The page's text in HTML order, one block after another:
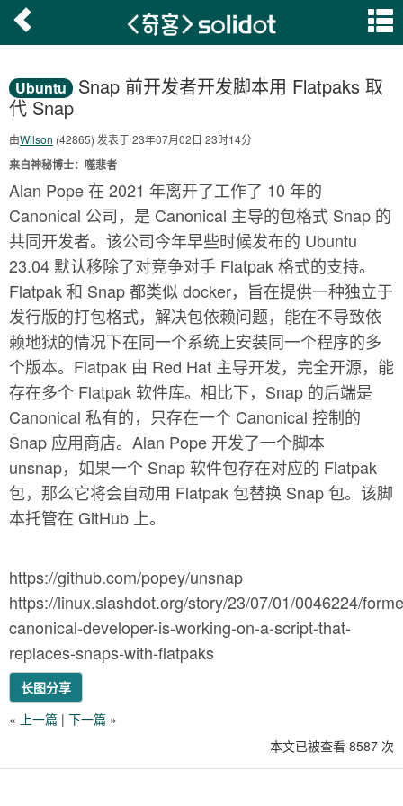
Ubuntu
Snap 前开发者开发脚本用 Flatpaks 取
代 Snap
由Wilson (42865) 发表于 23年07月02日 23时14分
来自神秘博士：噬悲者
Alan Pope 在 2021 年离开了工作了 10 年的
Canonical 公司，是 Canonical 主导的包格式 Snap 的
共同开发者。该公司今年早些时候发布的 Ubuntu
23.04 默认移除了对竞争对手 Flatpak 格式的支持。
Flatpak 和 Snap 都类似 docker，旨在提供一种独立于
发行版的打包格式，解决包依赖问题，能在不导致依
赖地狱的情况下在同一个系统上安装同一个程序的多
个版本。Flatpak 由 Red Hat 主导开发，完全开源，能
存在多个 Flatpak 软件库。相比下，Snap 的后端是
Canonical 私有的，只存在一个 Canonical 控制的
Snap 应用商店。Alan Pope 开发了一个脚本
unsnap，如果一个 Snap 软件包存在对应的 Flatpak
包，那么它将会自动用 Flatpak 包替换 Snap 包。该脚
本托管在 GitHub 上。
https://github.com/popey/unsnap
https://linux.slashdot.org/story/23/07/01/0046224/
canonical-developer-is-working-on-a-script-that-
replaces-snaps-with-flatpaks
长图分享
« 上一篇 | 下一篇 »
本文已被查看 8587 次